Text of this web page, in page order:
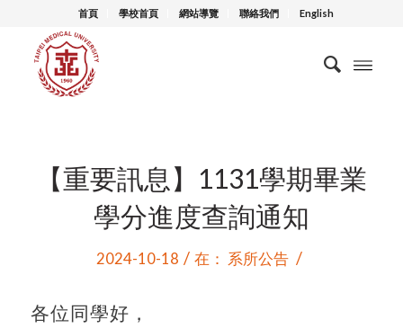
首頁 學校首頁 網站導覽 聯絡我們 English
【重要訊息】1131學期畢業
學分進度查詢通知
2024-10-18 / 在： 系所公告 /
各位同學好，